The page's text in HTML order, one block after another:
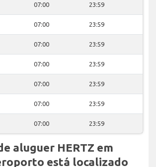
07:00 23:59
07:00 23:59
07:00 23:59
07:00 23:59
07:00 23:59
07:00 23:59
07:00 23:59
aluguer HERTZ em
está localizado